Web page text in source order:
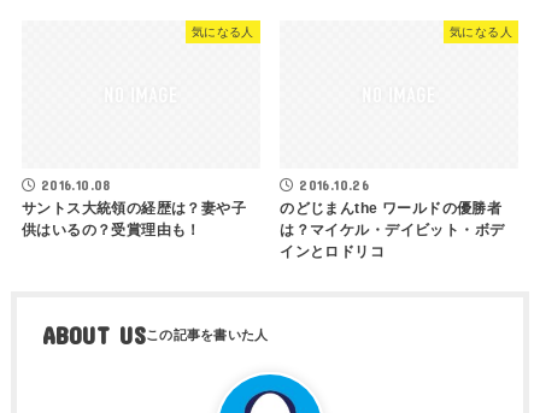
気になる人
2016.10.08
サントス大統領の経歴は？妻や子
供はいるの？受賞理由も！
気になる人
2016.10.26
のどじまんthe ワールドの優勝者
は？マイケル・デイビット・ボデ
インとロドリコ
ABOUT US